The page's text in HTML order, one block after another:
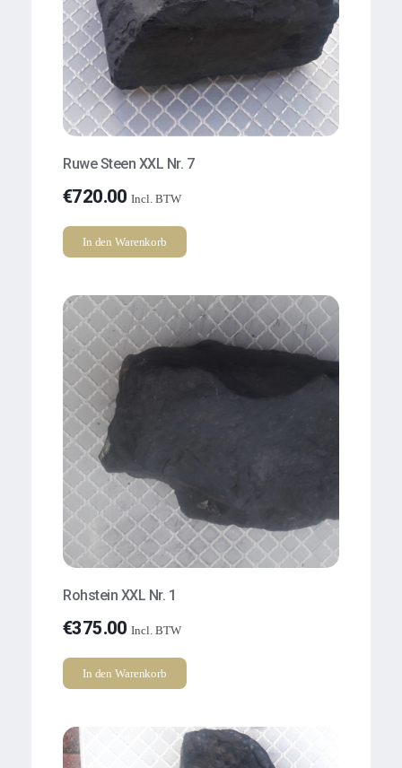
Ruwe Steen XXL Nr. 7
€720.00 Incl. BTW
In den Warenkorb
Rohstein XXL Nr. 1
€375.00 Incl. BTW
In den Warenkorb